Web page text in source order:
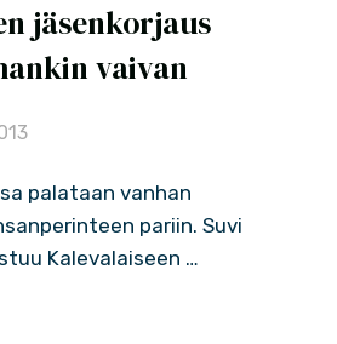
jäsenkorjaus
vaivan
palataan vanhan
pariin. Suvi
Kalevalaiseen …